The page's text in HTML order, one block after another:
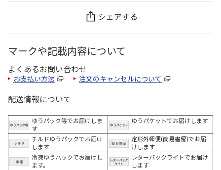
シェアする
マークや記載内容について
よくあるお問い合わせ
お支払い方法 注文のキャンセルについて
配送情報について
ゆうパック等でお届けしま
す
ゆうパケットでお届けします
チルドゆうパックでお届け
します
定形外郵便(簡易書留)でお届
けします
冷凍ゆうパックでお届けし
ます。
レターパックライトでお届け
します